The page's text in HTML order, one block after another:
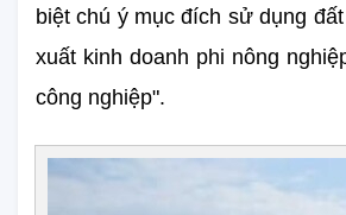
biệt chú ý mục đích sử dụng
xuất kinh doanh phi nông
công nghiệp".